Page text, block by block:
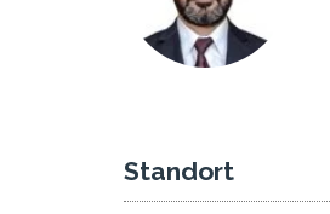
Standort